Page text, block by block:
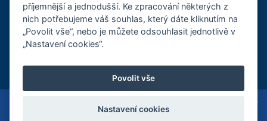
Může se vám hodit
Registrace
Všechna práva vyhrazena - © 2010 - 2026 Spojená akreditační
příjemnější a jednodušší. Ke zpracování některých z
nich potřebujeme váš souhlas, který dáte kliknutím na
„Povolit vše“, nebo je můžete odsouhlasit jednotlivě v
„Nastavení cookies“.
Povolit vše
Nastavení cookies